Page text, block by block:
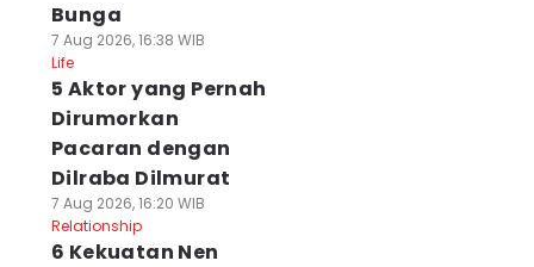
Bunga
7 Aug 2026, 16:38 WIB
Life
5 Aktor yang Pernah
Dirumorkan
Pacaran dengan
Dilraba Dilmurat
7 Aug 2026, 16:20 WIB
Relationship
6 Kekuatan Nen